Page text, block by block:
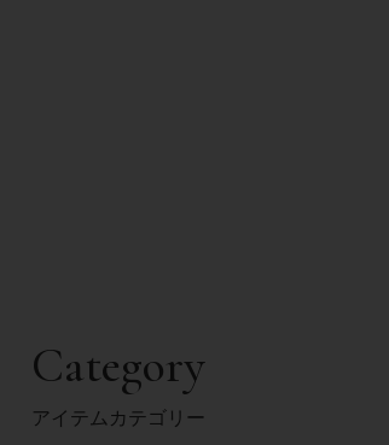
Category
アイテムカテゴリー